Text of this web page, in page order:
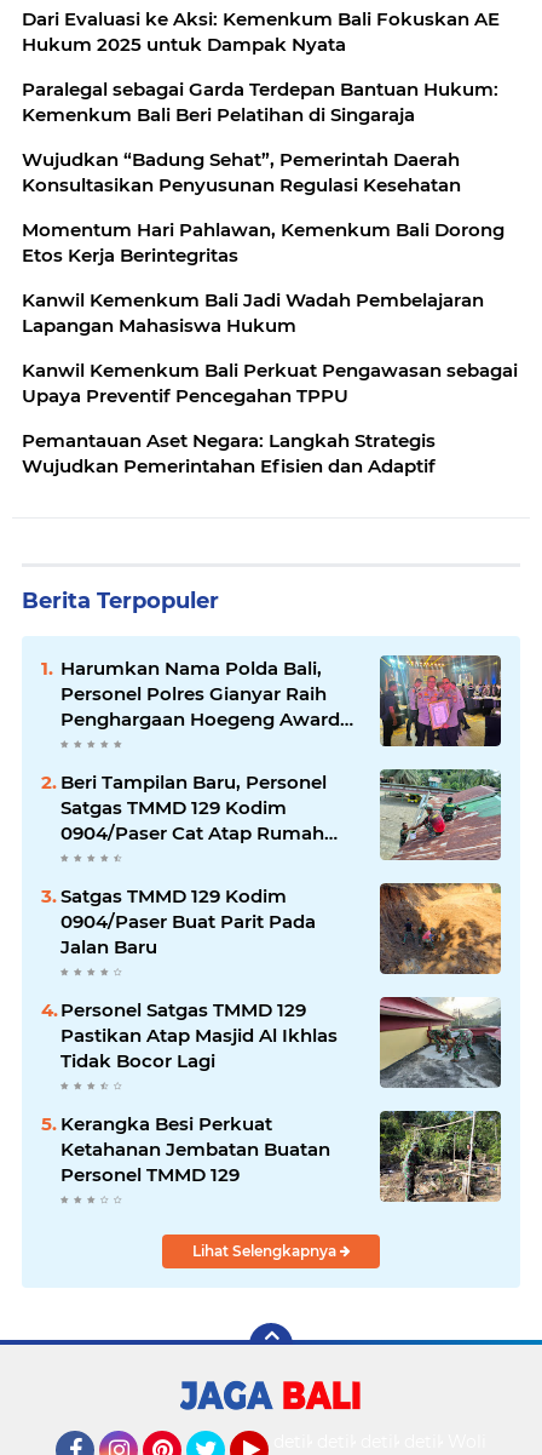
Dari Evaluasi ke Aksi: Kemenkum Bali Fokuskan AE
Hukum 2025 untuk Dampak Nyata
Paralegal sebagai Garda Terdepan Bantuan Hukum:
Kemenkum Bali Beri Pelatihan di Singaraja
Wujudkan “Badung Sehat”, Pemerintah Daerah
Konsultasikan Penyusunan Regulasi Kesehatan
Momentum Hari Pahlawan, Kemenkum Bali Dorong
Etos Kerja Berintegritas
Kanwil Kemenkum Bali Jadi Wadah Pembelajaran
Lapangan Mahasiswa Hukum
Kanwil Kemenkum Bali Perkuat Pengawasan sebagai
Upaya Preventif Pencegahan TPPU
Pemantauan Aset Negara: Langkah Strategis
Wujudkan Pemerintahan Efisien dan Adaptif
Berita Terpopuler
Harumkan Nama Polda Bali,
Personel Polres Gianyar Raih
Penghargaan Hoegeng Awards
2026
Beri Tampilan Baru, Personel
Satgas TMMD 129 Kodim
0904/Paser Cat Atap Rumah
Marbot
Satgas TMMD 129 Kodim
0904/Paser Buat Parit Pada
Jalan Baru
Personel Satgas TMMD 129
Pastikan Atap Masjid Al Ikhlas
Tidak Bocor Lagi
Kerangka Besi Perkuat
Ketahanan Jembatan Buatan
Personel TMMD 129
Lihat Selengkapnya